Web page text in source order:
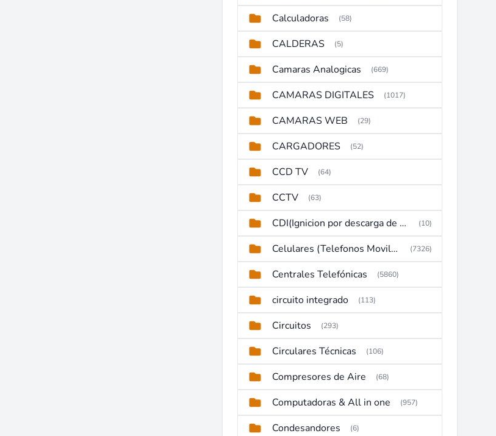
Calculadoras (58)
CALDERAS (5)
Camaras Analogicas (669)
CAMARAS DIGITALES (1017)
CAMARAS WEB (29)
CARGADORES (52)
CCD TV (64)
CCTV (63)
CDI(Ignicion por descarga de capacitor) (10)
Celulares (Telefonos Moviles) (7326)
Centrales Telefónicas (5860)
circuito integrado (113)
Circuitos (293)
Circulares Técnicas (106)
Compresores de Aire (68)
Computadoras & All in one (957)
Condesandores (6)